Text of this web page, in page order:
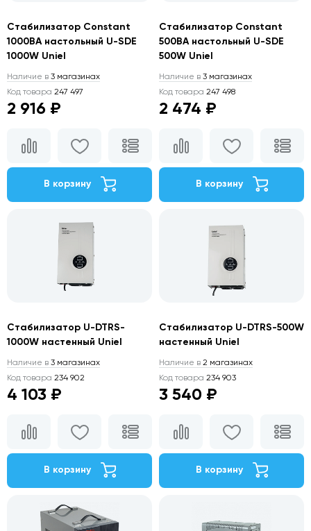
Стабилизатор Constant
1000ВА настольный U-SDE
1000W Uniel
Наличие в 3 магазинах
Код товара 247 497
2 916 ₽
В корзину
Стабилизатор Constant
500ВА настольный U-SDE
500W Uniel
Наличие в 3 магазинах
Код товара 247 498
2 474 ₽
В корзину
Стабилизатор U-DTRS-
1000W настенный Uniel
Наличие в 3 магазинах
Код товара 234 902
4 103 ₽
В корзину
Стабилизатор U-DTRS-500W
настенный Uniel
Наличие в 2 магазинах
Код товара 234 903
3 540 ₽
В корзину